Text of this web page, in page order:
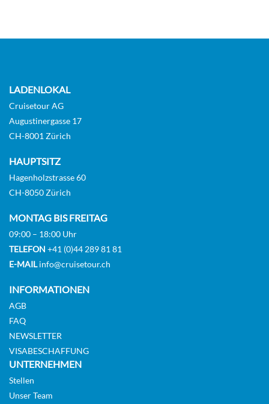
Suite
Suite
Balkonkabine
Balkonkabine
Balkonkabine
LADENLOKAL
Cruisetour AG
Augustinergasse 17
CH-8001 Zürich
HAUPTSITZ
Hagenholzstrasse 60
CH-8050 Zürich
MONTAG BIS FREITAG
09:00 – 18:00 Uhr
TELEFON +41 (0)44 289 81 81
E-MAILinfo@cruisetour.ch
INFORMATIONEN
AGB
FAQ
NEWSLETTER
VISABESCHAFFUNG
UNTERNEHMEN
Stellen
Unser Team